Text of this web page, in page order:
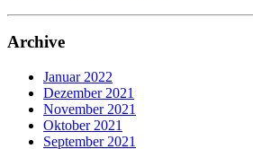
Archive
Januar 2022
Dezember 2021
November 2021
Oktober 2021
September 2021